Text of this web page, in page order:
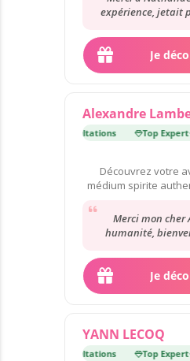
expérience, jetait
m’aviez dit,
Je
Alexandre
Déjà 59 000 consultations Top Expert·
Découvrez votre
médium spirite
Merci mon cher
humanité,
conseille de
Je
YANN LECOQ
Déjà 37 000 consultations Top Expert·